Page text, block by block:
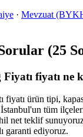
· Mevzuat
(25
fiyatı ne
fiyatı ürün tipi,
tüm
net teklif
garanti ediyoruz.